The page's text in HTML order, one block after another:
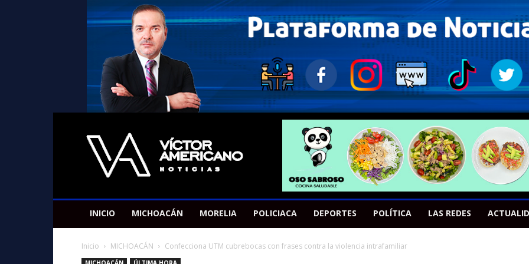
Americano
Victor
INICIO MICHOACÁN MORELIA POLICIACA DEPORTES POLÍTICA LAS REDES
Inicio MICHOACÁN Confecciona UTM cubrebocas con frases contra la violencia intrafamiliar